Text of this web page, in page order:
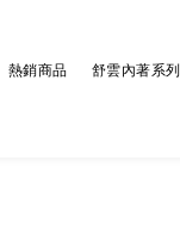
熱銷商品 舒雲內著系列